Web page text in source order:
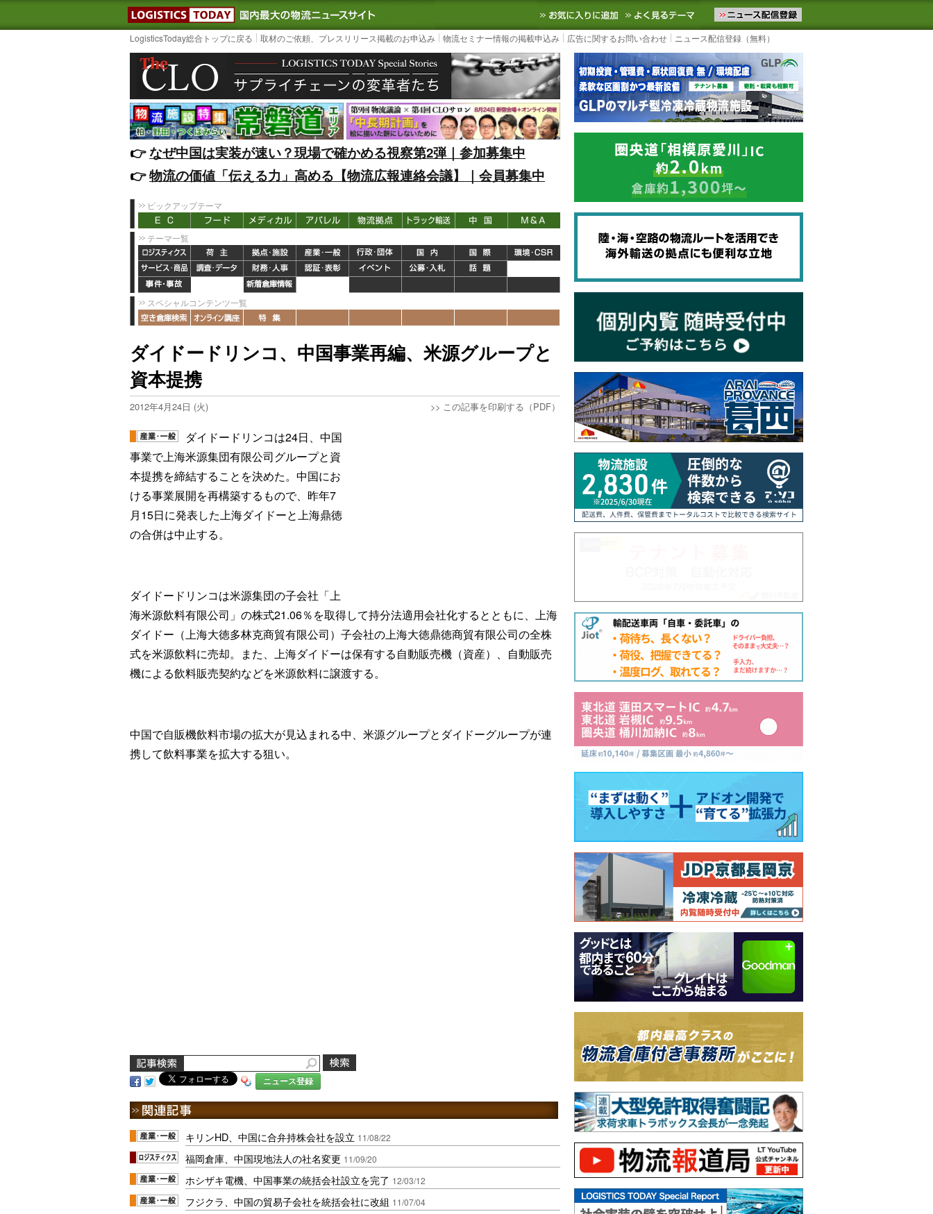
LOGISTICS TODAY｜国内最大の物流ニュースサイト3PL, SCMなど国内外の最新の物流ニュースをお届けします。物流ニュースメール配信を登録す
お気に入りに追加 よく見るテーマ
LogisticsToday総合トップに戻る 取材のご依頼、プレスリリース掲載のお申込み 物流セミナー情報の掲載申込み 広告に関するお問い合わせ ニュース配信登録（無料）
👉️なぜ中国は実装が速い？現場で確かめる視察第2弾｜参加募集中
👉️物流の価値「伝える力」高める【物流広報連絡会議】｜会員募集中
ピックアップテーマ
テーマ一覧
スペシャルコンテンツ一覧
ダイドードリンコ、中国事業再編、米源グループと
資本提携
2012年4月24日 (火) >> この記事を印刷する（PDF）
ダイドードリンコは24日、中国
事業で上海米源集団有限公司グループと資
本提携を締結することを決めた。中国にお
ける事業展開を再構築するもので、昨年7
月15日に発表した上海ダイドーと上海鼎徳
の合併は中止する。
ダイドードリンコは米源集団の子会社「上
海米源飲料有限公司」の株式21.06％を取得して持分法適用会社化するとともに、上海
ダイドー（上海大徳多林克商貿有限公司）子会社の上海大徳鼎徳商貿有限公司の全株
式を米源飲料に売却。また、上海ダイドーは保有する自動販売機（資産）、自動販売
機による飲料販売契約などを米源飲料に譲渡する。
中国で自販機飲料市場の拡大が見込まれる中、米源グループとダイドーグループが連
携して飲料事業を拡大する狙い。
ニュース登録
キリンHD、中国に合弁持株会社を設立 11/08/22
福岡倉庫、中国現地法人の社名変更 11/09/20
ホシザキ電機、中国事業の統括会社設立を完了 12/03/12
フジクラ、中国の貿易子会社を統括会社に改組 11/07/04